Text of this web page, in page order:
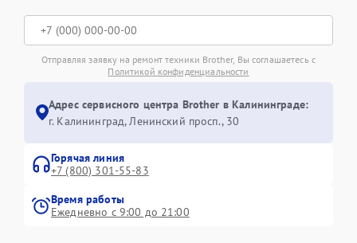
Отправляя заявку на ремонт техники Brother, Вы соглашаетесь с
Политикой конфиденциальности
Адрес сервисного центра Brother в Калининграде:
г. Калининград, Ленинский просп., 30
Горячая линия
+7 (800) 301-55-83
Время работы
Ежедневно с 9:00 до 21:00